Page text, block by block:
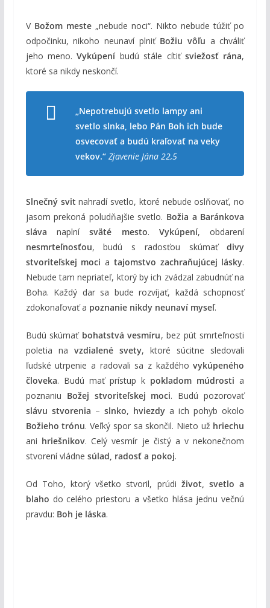
V Božom meste„nebude noci“. Nikto nebude túžiť po
odpočinku, nikoho neunaví plniť Božiu vôľu a chváliť
jeho meno.Vykúpení budú stále cítiť sviežosť rána,
ktoré sa nikdy neskončí.
„Nepotrebujú svetlo lampy ani
svetlo slnka, lebo Pán Boh ich bude
osvecovať a budú kraľovať na veky
vekov.“ Zjavenie Jána 22,5
Slnečný svit nahradí svetlo, ktoré nebude oslňovať, no
jasom prekoná poludňajšie svetlo. Božia a Baránkova
sláva naplnísväté mesto. Vykúpení, obdarení
nesmrteľnosťou, budú s radosťou skúmaťdivy
stvoriteľskej moci a tajomstvo zachraňujúcej lásky.
Nebude tam nepriateľ, ktorý by ich zvádzal zabudnúť na
Boha. Každý dar sa bude rozvíjať, každá schopnosť
zdokonaľovať a poznanie nikdy neunaví myseľ.
Budú skúmať bohatstvá vesmíru, bez pút smrteľnosti
poletia na vzdialené svety, ktoré súcitne sledovali
ľudské utrpenie a radovali sa z každéhovykúpeného
človeka. Budú mať prístup k pokladom múdrosti a
poznaniu Božej stvoriteľskej moci. Budú pozorovať
slávu stvorenia – slnko, hviezdy a ich pohyb okolo
Božieho trónu. Veľký spor sa skončil. Nieto už hriechu
ani hriešnikov. Celý vesmír je čistý a v nekonečnom
stvorení vládne súlad, radosť a pokoj.
Od Toho, ktorý všetko stvoril, prúdi život, svetlo a
blaho do celého priestoru a všetko hlása jednu večnú
pravdu: Boh je láska.